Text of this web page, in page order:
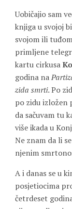
Uobičajio sam
knjiga u svojoj
svojom ili
primljene
kartu cirkusa
godina na
zida smrti. Po
po zidu izložen
da sačuvam tu
više ikada u
Ne znam da li
njenim
A i danas se u
posjetiocima
četrdeset